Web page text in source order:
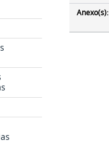
Anexo(s):